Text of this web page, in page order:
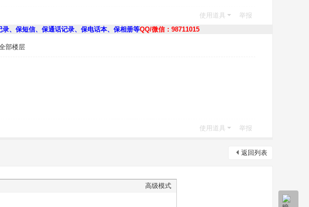
使用道具
举报
、保短信、保通话记录、保电话本、保相册等QQ/微信：98711015
部楼层
使用道具 举报
返回列表
高级模式